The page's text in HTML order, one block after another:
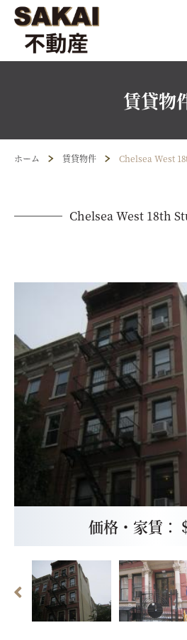
賃貸物
ホーム 賃貸物件 Chelsea West
Chelsea West 18th
価格・家賃：